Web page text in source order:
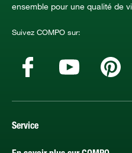
ensemble pour une qualité de
Suivez COMPO sur:
Service